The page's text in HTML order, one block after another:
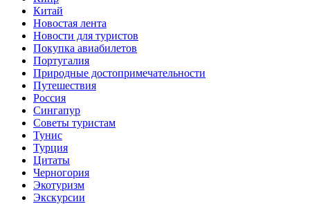
Китай
Новостая лента
Новости для туристов
Покупка авиабилетов
Португалия
Природные достопримечательности
Путешествия
Россия
Сингапур
Советы туристам
Тунис
Турция
Цитаты
Черногория
Экотуризм
Экскурсии